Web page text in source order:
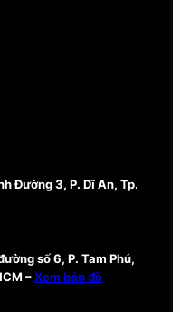
Đường 3, P. Dĩ An, Tp.
số 6, P. Tam Phú,
–Xem bản đồ